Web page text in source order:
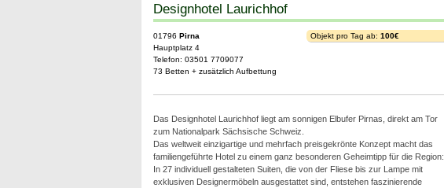
Designhotel Laurichhof
01796 Pirna
Hauptplatz 4
Telefon: 03501 7709077
73 Betten + zusätzlich Aufbettung
Objekt pro Tag ab: 100€
Das Designhotel Laurichhof liegt am sonnigen Elbufer Pirnas, direkt am Tor
zum Nationalpark Sächsische Schweiz.
Das weltweit einzigartige und mehrfach preisgekrönte Konzept macht das
familiengeführte Hotel zu einem ganz besonderen Geheimtipp für die Region:
In 27 individuell gestalteten Suiten, die von der Fliese bis zur Lampe mit
exklusiven Designermöbeln ausgestattet sind, entstehen faszinierende